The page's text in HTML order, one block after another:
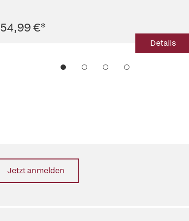
54,99 €*
Details
Jetzt anmelden